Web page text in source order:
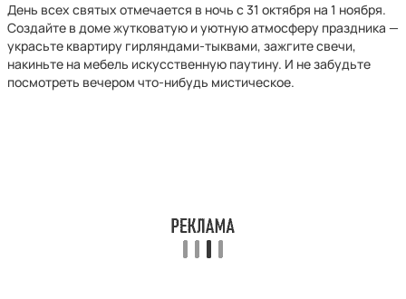
День всех святых отмечается в ночь с 31 октября на 1 ноября.
Создайте в доме жутковатую и уютную атмосферу праздника —
украсьте квартиру гирляндами-тыквами, зажгите свечи,
накиньте на мебель искусственную паутину. И не забудьте
посмотреть вечером что-нибудь мистическое.